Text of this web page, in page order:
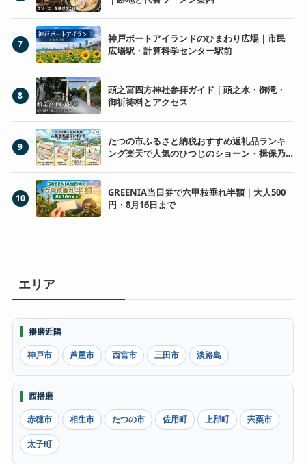
7
神戸ポートアイランドのひまわり広場｜市民
広場駅・計算科学センター駅前
8
頭之宮四方神社参拝ガイド｜頭之水・御滝・
御祈祷料とアクセス
9
たつの市ふるさと納税おすすめ返礼品ランキ
ング楽天で人気のひつじのショーン・揖保乃
10
GREENIA当日券で六甲枝垂れ半額｜大人500
円・8月16日まで
エリア
播磨近隣
神戸市
芦屋市 西宮市 三田市 淡路島
西播磨
赤穂市
相生市 たつの市 佐用町 上郡町 宍粟市
太子町